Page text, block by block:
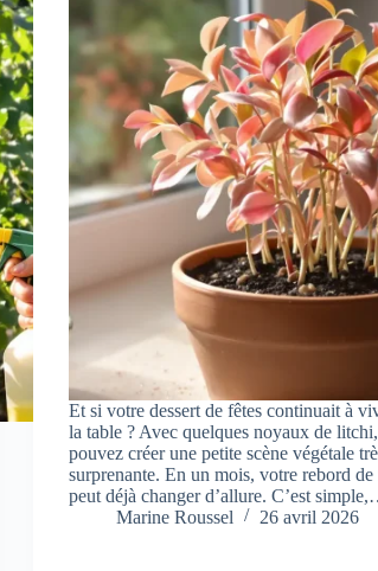
Et si votre dessert de fêtes continuait à
la table ? Avec quelques noyaux de
pouvez créer une petite scène végétale
surprenante. En un mois, votre rebord de
peut déjà changer d’allure. C’est
Marine Roussel
26 avril 2026